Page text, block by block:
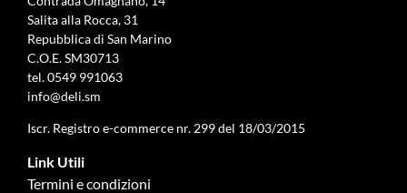
Salita alla Rocca, 31
Repubblica di San Marino
C.O.E. SM30713
tel.0549 991063
info@deli.sm
Iscr. Registro e-commerce nr. 299 del 18/03/2015
Link Utili
Termini e condizioni